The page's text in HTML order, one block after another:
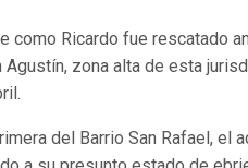
como Ricardo fue rescatado
Agustín, zona alta de esta
del Barrio San Rafael, el